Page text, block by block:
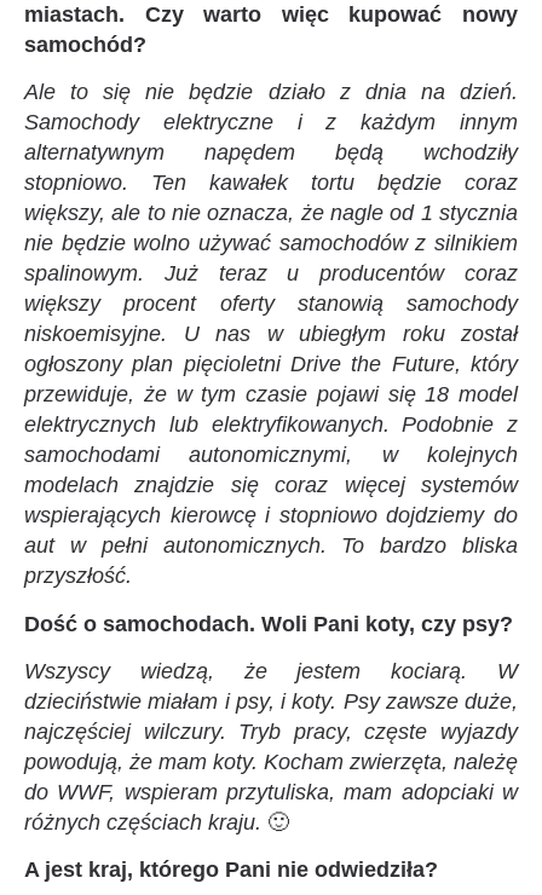
miastach. Czy warto więc kupować nowy
samochód?
Ale to się nie będzie działo z dnia na dzień.
Samochody elektryczne i z każdym innym
alternatywnym napędem będą wchodziły
stopniowo. Ten kawałek tortu będzie coraz
większy, ale to nie oznacza, że nagle od 1 stycznia
nie będzie wolno używać samochodów z silnikiem
spalinowym. Już teraz u producentów coraz
większy procent oferty stanowią samochody
niskoemisyjne. U nas w ubiegłym roku został
ogłoszony plan pięcioletni Drive the Future, który
przewiduje, że w tym czasie pojawi się 18 model
elektrycznych lub elektryfikowanych. Podobnie z
samochodami autonomicznymi, w kolejnych
modelach znajdzie się coraz więcej systemów
wspierających kierowcę i stopniowo dojdziemy do
aut w pełni autonomicznych. To bardzo bliska
przyszłość.
Dość o samochodach. Woli Pani koty, czy psy?
Wszyscy wiedzą, że jestem kociarą. W
dzieciństwie miałam i psy, i koty. Psy zawsze duże,
najczęściej wilczury. Tryb pracy, częste wyjazdy
powodują, że mam koty. Kocham zwierzęta, należę
do WWF, wspieram przytuliska, mam adopciaki w
różnych częściach kraju. 🙂
A jest kraj, którego Pani nie odwiedziła?